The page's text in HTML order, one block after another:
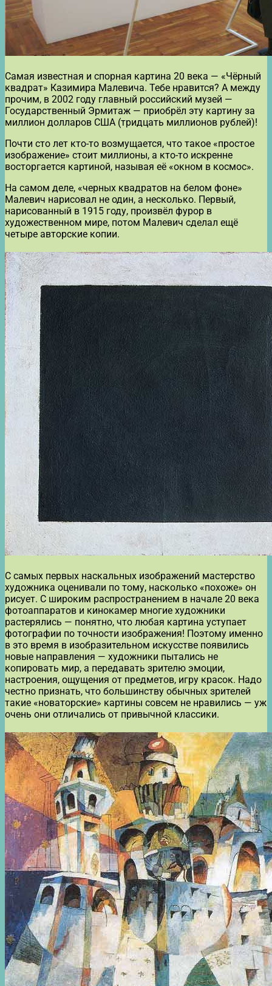
Самая известная и спорная картина 20 века — «Чёрный
квадрат» Казимира Малевича. Тебе нравится? А между
прочим, в 2002 году главный российский музей —
Государственный Эрмитаж — приобрёл эту картину за
миллион долларов США (тридцать миллионов рублей)!
Почти сто лет кто-то возмущается, что такое «простое
изображение» стоит миллионы, а кто-то искренне
восторгается картиной, называя её «окном в космос».
На самом деле, «черных квадратов на белом фоне»
Малевич нарисовал не один, а несколько. Первый,
нарисованный в 1915 году, произвёл фурор в
художественном мире, потом Малевич сделал ещё
четыре авторские копии.
С самых первых наскальных изображений мастерство
художника оценивали по тому, насколько «похоже» он
рисует. С широким распространением в начале 20 века
фотоаппаратов и кинокамер многие художники
растерялись — понятно, что любая картина уступает
фотографии по точности изображения! Поэтому именно
в это время в изобразительном искусстве появились
новые направления — художники пытались не
копировать мир, а передавать зрителю эмоции,
настроения, ощущения от предметов, игру красок. Надо
честно признать, что большинству обычных зрителей
такие «новаторские» картины совсем не нравились — уж
очень они отличались от привычной классики.